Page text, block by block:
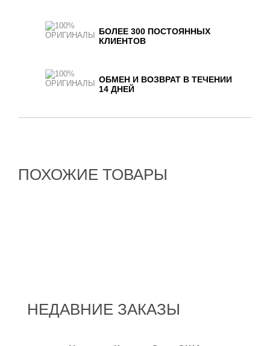
БОЛЕЕ 300 ПОСТОЯННЫХ
КЛИЕНТОВ
ОБМЕН И ВОЗВРАТ В ТЕЧЕНИИ
14 ДНЕЙ
ПОХОЖИЕ ТОВАРЫ
НЕДАВНИЕ ЗАКАЗЫ